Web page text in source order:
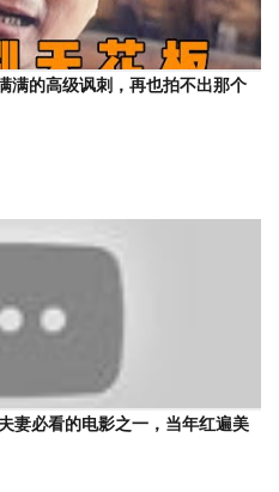
满的高级讽刺，再也拍不出那个
妻必看的电影之一，当年红遍美